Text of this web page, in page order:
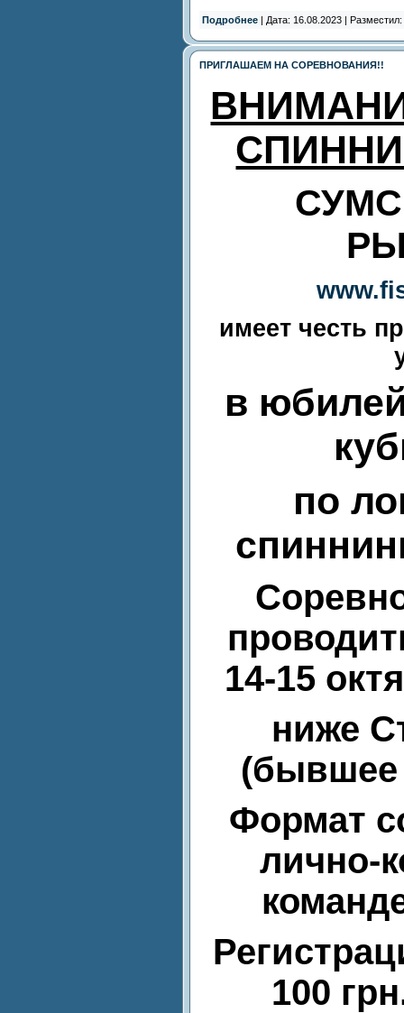
Подробнее | Дата: 16.08.2023 | Разместил:
ПРИГЛАШАЕМ НА СОРЕВНОВАНИЯ!!
имеет честь
в
по
14-15
ниже
(бывшее
Формат
лично-
100 грн